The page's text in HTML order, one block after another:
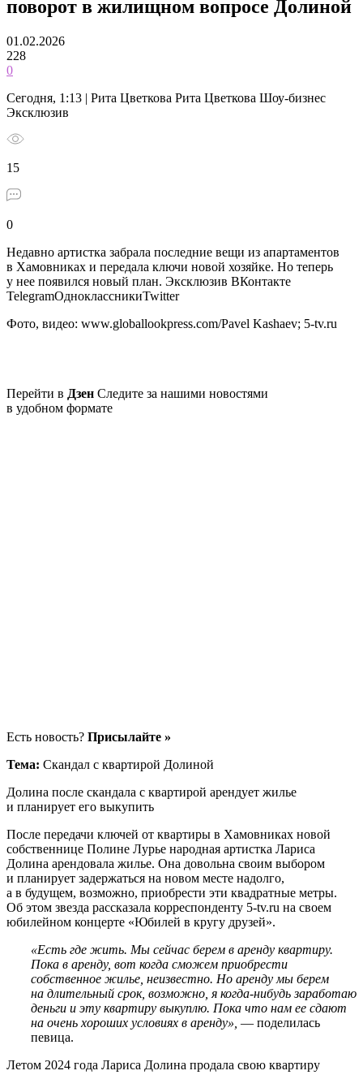
поворот в жилищном вопросе Долиной
01.02.2026
228
0
Сегодня, 1:13 | Рита Цветкова Рита Цветкова Шоу-бизнес
Эксклюзив
15
0
Недавно артистка забрала последние вещи из апартаментов
в Хамовниках и передала ключи новой хозяйке. Но теперь
у нее появился новый план. Эксклюзив ВКонтакте
TelegramОдноклассникиTwitter
Фото, видео: www.globallookpress.com/Pavel Kashaev; 5-tv.ru
Перейти в Дзен Следите за нашими новостями
в удобном формате
Есть новость? Присылайте »
Тема: Скандал с квартирой Долиной
Долина после скандала с квартирой арендует жилье
и планирует его выкупить
После передачи ключей от квартиры в Хамовниках новой
собственнице Полине Лурье народная артистка Лариса
Долина арендовала жилье. Она довольна своим выбором
и планирует задержаться на новом месте надолго,
а в будущем, возможно, приобрести эти квадратные метры.
Об этом звезда рассказала корреспонденту 5-tv.ru на своем
юбилейном концерте «Юбилей в кругу друзей».
«Есть где жить. Мы сейчас берем в аренду квартиру.
Пока в аренду, вот когда сможем приобрести
собственное жилье, неизвестно. Но аренду мы берем
на длительный срок, возможно, я когда-нибудь заработаю
деньги и эту квартиру выкуплю. Пока что нам ее сдают
на очень хороших условиях в аренду», — поделилась
певица.
Летом 2024 года Лариса Долина продала свою квартиру